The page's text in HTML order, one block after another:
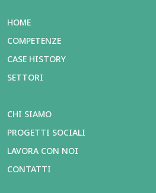
HOME
COMPETENZE
CASE HISTORY
SETTORI
CHI SIAMO
PROGETTI SOCIALI
LAVORA CON NOI
CONTATTI